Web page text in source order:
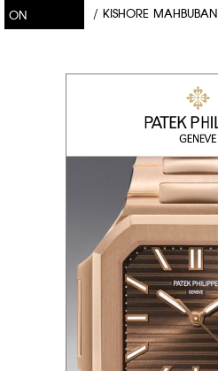
ON
/ KISHORE MAHBUBANI